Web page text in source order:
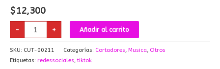
$12,300
- + Añadir al carrito
SKU: CUT-00211 Categorías: Cortadores, Musica, Otros
Etiquetas: redessociales,tiktok